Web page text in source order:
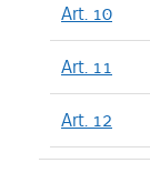
Art. 10
Art. 11
Art. 12